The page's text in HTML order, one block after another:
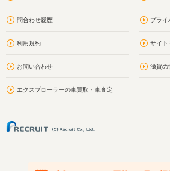
問合わせ履歴 プライ
利用規約 サイト
お問い合わせ 滋賀の
エクスプローラーの車買取・車査定